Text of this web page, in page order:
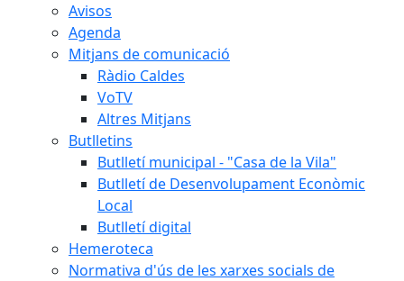
Avisos
Agenda
Mitjans de comunicació
Ràdio Caldes
VoTV
Altres Mitjans
Butlletins
Butlletí municipal - "Casa de la Vila"
Butlletí de Desenvolupament Econòmic
Local
Butlletí digital
Hemeroteca
Normativa d'ús de les xarxes socials de